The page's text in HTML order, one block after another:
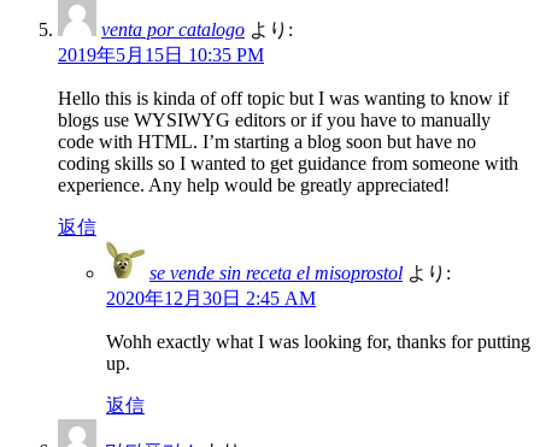
venta por catalogo より:
2019年5月15日 10:35 PM
Hello this is kinda of off topic but I was wanting to know if
blogs use WYSIWYG editors or if you have to manually
code with HTML. I’m starting a blog soon but have no
coding skills so I wanted to get guidance from someone with
experience. Any help would be greatly appreciated!
返信
se vende sin receta el misoprostol より:
2020年12月30日 2:45 AM
Wohh exactly what I was looking for, thanks for putting
up.
返信